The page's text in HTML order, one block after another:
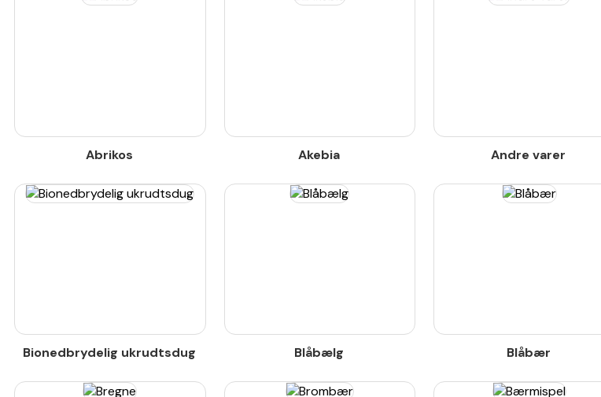
Abrikos Akebia Andre varer
Bionedbrydelig ukrudtsdug Blåbælg Blåbær